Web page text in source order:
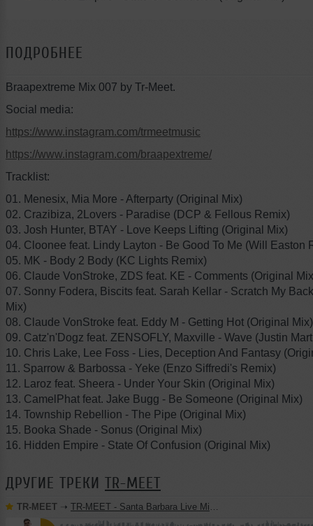
ПОДРОБНЕЕ
Braapextreme Mix 007 by Tr-Meet.
Social media:
https://www.instagram.com/trmeetmusic
https://www.instagram.com/braapextreme/
Tracklist:
01. Menesix, Mia More - Afterparty (Original Mix)
02. Crazibiza, 2Lovers - Paradise (DCP & Fellous Remix)
03. Josh Hunter, BTAY - Love Keeps Lifting (Original Mix)
04. Cloonee feat. Lindy Layton - Be Good To Me (Will Easton
05. MK - Body 2 Body (KC Lights Remix)
06. Claude VonStroke, ZDS feat. KE - Comments (Original
07. Sonny Fodera, Biscits feat. Sarah Kellar - Scratch My
Mix)
08. Claude VonStroke feat. Eddy M - Getting Hot (Original Mix)
09. Catz'n'Dogz feat. ZENSOFLY, Maxville - Wave (Justin
10. Chris Lake, Lee Foss - Lies, Deception And Fantasy
11. Sparrow & Barbossa - Yeke (Enzo Siffredi's Remix)
12. Laroz feat. Sheera - Under Your Skin (Original Mix)
13. CamelPhat feat. Jake Bugg - Be Someone (Original Mix)
14. Township Rebellion - The Pipe (Original Mix)
15. Booka Shade - Sonus (Original Mix)
16. Hidden Empire - State Of Confusion (Original Mix)
ДРУГИЕ ТРЕКИ TR-MEET
TR-MEET ➝ TR-MEET - Santa Barbara Live Mix 24.01.2026